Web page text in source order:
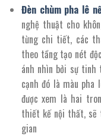
Đèn chùm pha lê
nghệ thuật cho
từng chi tiết, các
theo tầng tạo nét
ánh nhìn bởi sự tinh
cạnh đó là màu
được xem là hai
thiết kế nội thất, sẽ
gian